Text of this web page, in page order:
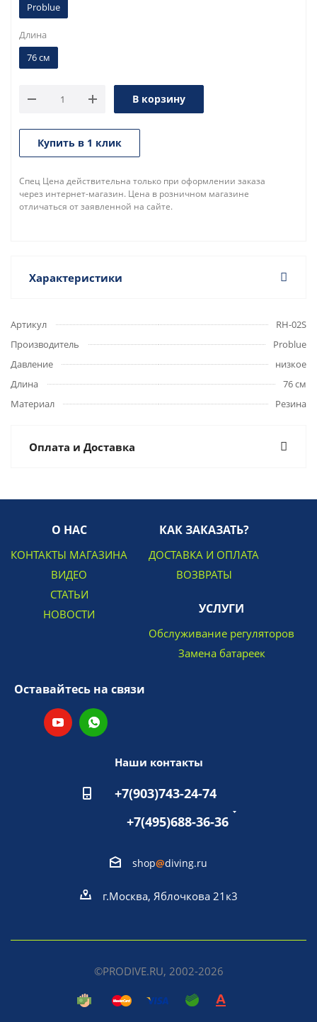
Problue
Длина
76 см
В корзину
Купить в 1 клик
Спец Цена действительна только при оформлении заказа
через интернет-магазин. Цена в розничном магазине
отличаться от заявленной на сайте.
Характеристики
Артикул
RH-02S
Производитель
Problue
Давление
низкое
Длина
76 см
Материал
Резина
Оплата и Доставка
О НАС
КОНТАКТЫ МАГАЗИНА
ВИДЕО
СТАТЬИ
НОВОСТИ
КАК ЗАКАЗАТЬ?
ДОСТАВКА И ОПЛАТА
ВОЗВРАТЫ
УСЛУГИ
Обслуживание регуляторов
Замена батареек
Оставайтесь на связи
Наши контакты
+7(903)743-24-74
+7(495)688-36-36
shop@diving.ru
г.Москва, Яблочкова 21к3
©PRODIVE.RU, 2002-2026